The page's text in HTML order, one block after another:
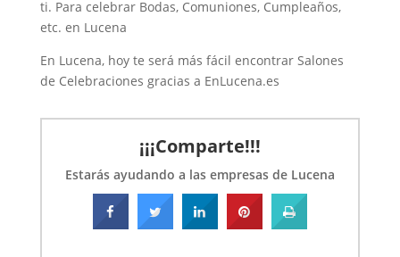
ti. Para celebrar Bodas, Comuniones, Cumpleaños,
etc. en Lucena
En Lucena, hoy te será más fácil encontrar Salones
de Celebraciones gracias a EnLucena.es
¡¡¡Comparte!!!
Estarás ayudando a las empresas de Lucena